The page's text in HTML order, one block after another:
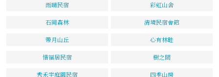
雨晴民宿 彩虹山舍
石岡森林 清境民宿會館
帶月山丘 心有林畦
惜福居民宿 樹之間
秀禾宇庭園民宿 四季山房